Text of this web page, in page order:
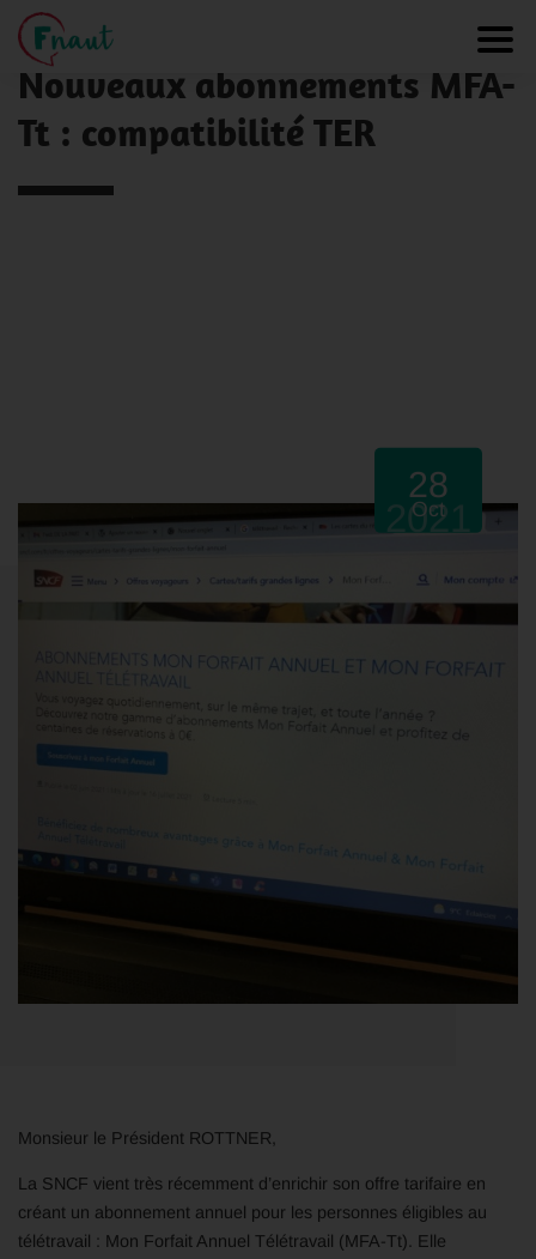
Panneau de gestion des cookies
NOS ACTUALITÉS
Nouveaux abonnements MFA-
Tt : compatibilité TER
28
Oct
2021
Monsieur le Président ROTTNER,
La SNCF vient très récemment d’enrichir son offre tarifaire en
créant un abonnement annuel pour les personnes éligibles au
télétravail : Mon Forfait Annuel Télétravail (MFA-Tt). Elle